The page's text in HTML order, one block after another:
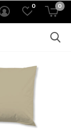
0 0